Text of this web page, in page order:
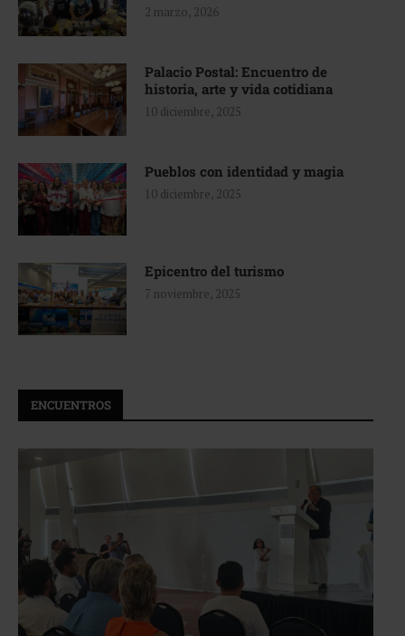
2 marzo, 2026
Palacio Postal: Encuentro de
historia, arte y vida cotidiana
10 diciembre, 2025
Pueblos con identidad y magia
10 diciembre, 2025
Epicentro del turismo
7 noviembre, 2025
ENCUENTROS